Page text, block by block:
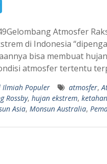
l
e
a
m
Atmosfer
di Indonesia
bisa membuat
atmosfer tertentu
Ilmiah Populer atmosfer,
Rossby, hujan ekstrem,
Asia, Monsun Australia,